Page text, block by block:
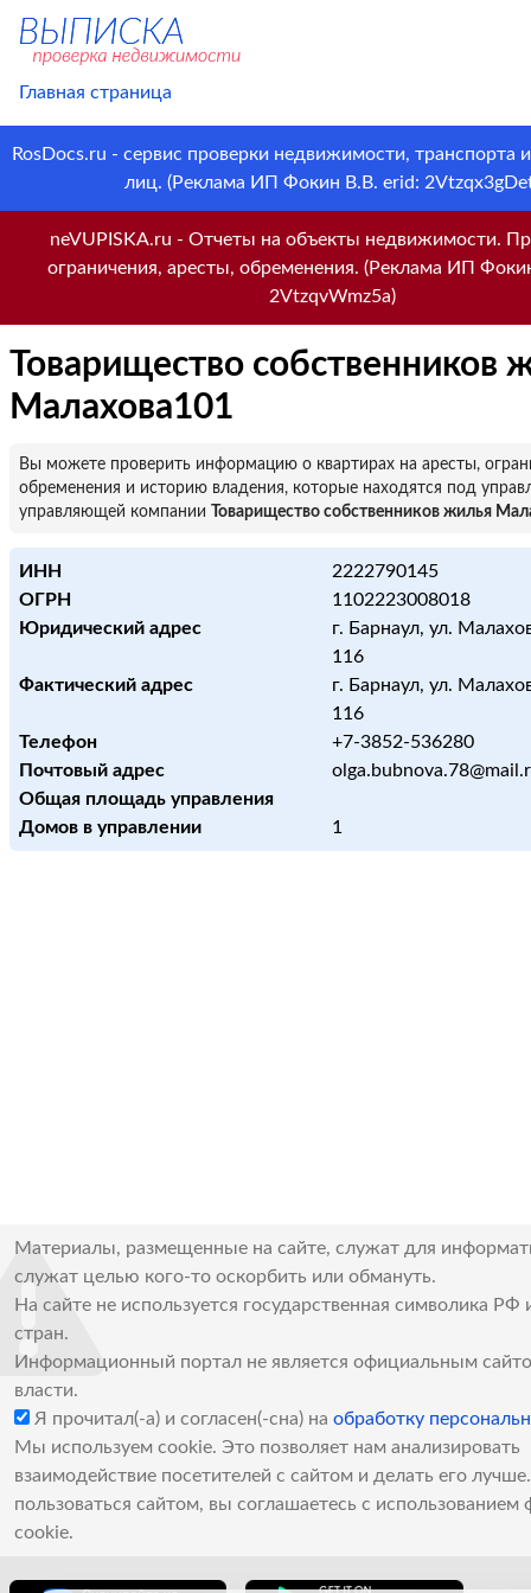
Главная страница
RosDocs.ru - сервис проверки недвижимости, транспорта
лиц. (Реклама ИП Фокин В.В. erid:
neVUPISKA.ru - Отчеты на объекты недвижимости.
ограничения, аресты, обременения. (Реклама ИП
2VtzqvWmz5a)
Товарищество собственников
Малахова101
Вы можете проверить информацию о квартирах на аресты,
обременения и историю владения, которые находятся под
управляющей компании
Товарищество собственников жилья
ИНН
2222790145
ОГРН
1102223008018
Юридический адрес
г. Барнаул, ул.
116
Фактический адрес
г. Барнаул, ул.
116
Телефон
+7-3852-536280
Почтовый адрес
Общая площадь управления
Домов в управлении
1
Материалы, размещенные на сайте, служат для
служат целью кого-то оскорбить или обмануть.
На сайте не используется государственная символика РФ
стран.
Информационный портал не является официальным
власти.
Я прочитал(-а) и согласен(-сна) на обработку
Мы используем cookie. Это позволяет нам анализировать
взаимодействие посетителей с сайтом и делать его
пользоваться сайтом, вы соглашаетесь с использованием
cookie.